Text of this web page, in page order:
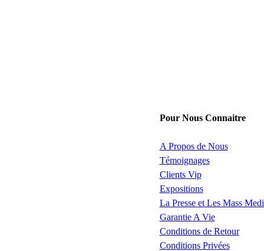
Pour Nous Connaitre
A Propos de Nous
Témoignages
Clients Vip
Expositions
La Presse et Les Mass
Garantie A Vie
Conditions de Retour
Conditions Privées